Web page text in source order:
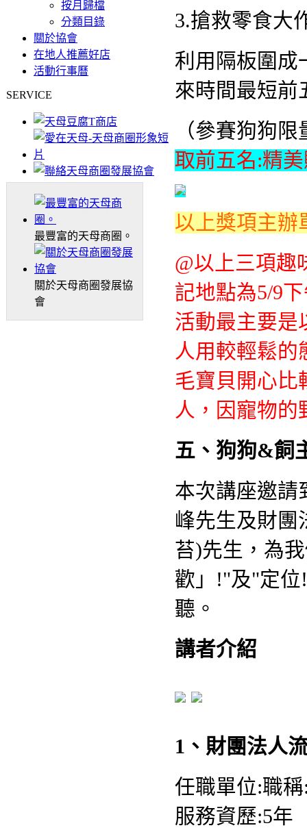
按月歸檔
分類目錄
關於協會
在地人推薦好店
活動行事曆
SERVICE
最豐富的天母商圈。
關於天母商圈發展協
會
3.搶救零食大
利用隔板圍成
來時間最短前
（參賽狗狗限
取前五名:精
以上獎項主辦
@以上三項趣
記地點為5/9
活動最主要是
人用較輕鬆的
毛寶貝開心比
人，因寵物的
五、狗狗&飼
本次講座邀請
峰先生及財團
苔)先生，為
歡」!"及"定位
聽。
講者介紹
1、 財團法人
任職單位:職
服務資歷:5年